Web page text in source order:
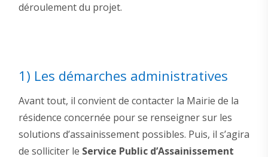
déroulement du projet.
1) Les démarches administratives
Avant tout, il convient de contacter la Mairie de la
résidence concernée pour se renseigner sur les
solutions d’assainissement possibles. Puis, il s’agira
de solliciter le Service Public d’Assainissement